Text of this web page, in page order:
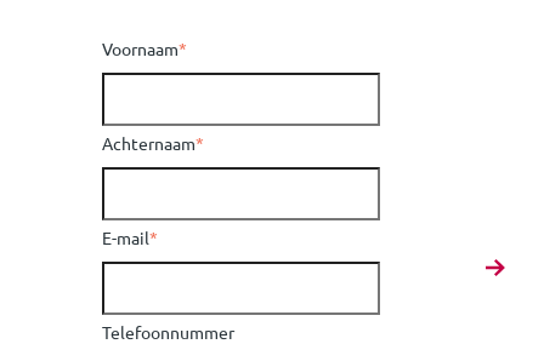
Voornaam*
Achternaam*
E-mail*
Telefoonnummer